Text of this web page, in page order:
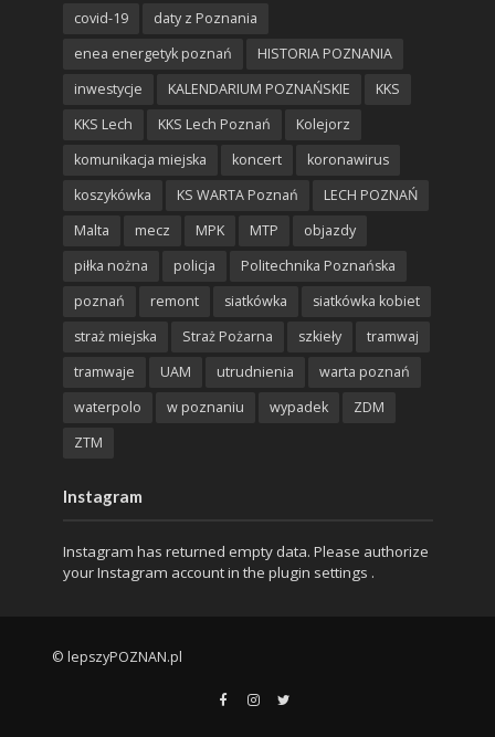
covid-19
daty z Poznania
enea energetyk poznań
HISTORIA POZNANIA
inwestycje
KALENDARIUM POZNAŃSKIE
KKS
KKS Lech
KKS Lech Poznań
Kolejorz
komunikacja miejska
koncert
koronawirus
koszykówka
KS WARTA Poznań
LECH POZNAŃ
Malta
mecz MPK MTP
objazdy
piłka nożna
policja
Politechnika Poznańska
poznań
remont siatkówka
siatkówka kobiet
straż miejska
Straż Pożarna szkieły
tramwaj
tramwaje
UAM utrudnienia
warta poznań
waterpolo
w poznaniu wypadek
ZDM
ZTM
Instagram
Instagram has returned empty data. Please authorize
your Instagram account in the plugin settings .
© lepszyPOZNAN.pl